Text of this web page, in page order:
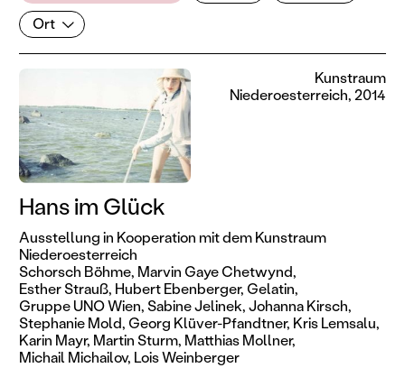
OrtOrt
Hans im Glück
Ausstellung in Kooperation mit dem Kunstraum
Niederoesterreich
Schorsch Böhme, Marvin Gaye Chetwynd,
Esther Strauß, Hubert Ebenberger, Gelatin,
Gruppe UNO Wien,Sabine Jelinek,Johanna Kirsch,
Stephanie Mold, Georg Klüver-Pfandtner, Kris Lemsalu,
Karin Mayr, Martin Sturm, Matthias Mollner,
Michail Michailov, Lois Weinberger
Kunstraum
Niederoesterreich, 2014